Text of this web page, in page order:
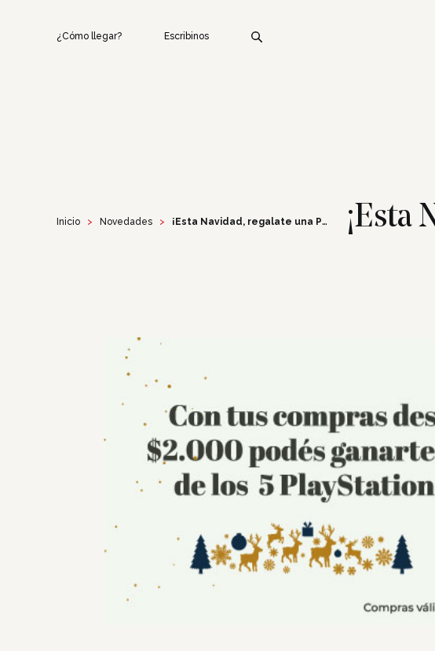
¿Cómo llegar? Escribinos
Inicio Novedades ¡Esta Navidad, regalate una PlayStation 5!
¡Esta